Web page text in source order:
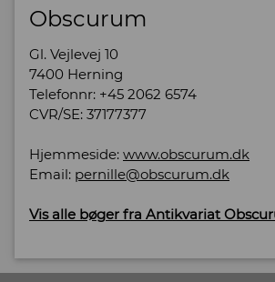
Obscurum
Gl. Vejlevej 10
7400 Herning
Telefonnr: +45 2062 6574
CVR/SE: 37177377
Hjemmeside: www.obscurum.dk
Email: pernille@obscurum.dk
Vis alle bøger fra Antikvariat